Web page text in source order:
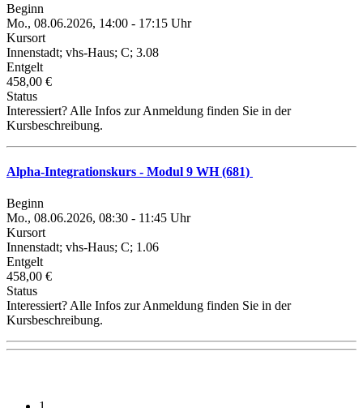
Beginn
Mo., 08.06.2026, 14:00 - 17:15 Uhr
Kursort
Innenstadt; vhs-Haus; C; 3.08
Entgelt
458,00 €
Status
Interessiert? Alle Infos zur Anmeldung finden Sie in der
Kursbeschreibung.
Alpha-Integrationskurs - Modul 9 WH (681)
Beginn
Mo., 08.06.2026, 08:30 - 11:45 Uhr
Kursort
Innenstadt; vhs-Haus; C; 1.06
Entgelt
458,00 €
Status
Interessiert? Alle Infos zur Anmeldung finden Sie in der
Kursbeschreibung.